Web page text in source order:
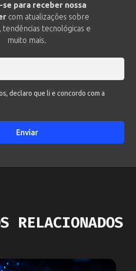
se para receber nossa
com atualizações sobre
tendências tecnológicas e
muito mais.
declaro que li e concordo com a
Enviar
RELACIONADOS